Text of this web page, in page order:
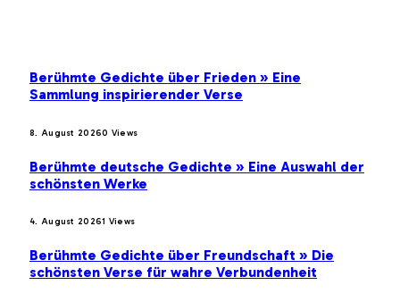
Berühmte Gedichte über Frieden » Eine
Sammlung inspirierender Verse
8. August 20260 Views
Berühmte deutsche Gedichte » Eine Auswahl der
schönsten Werke
4. August 20261 Views
Berühmte Gedichte über Freundschaft » Die
schönsten Verse für wahre Verbundenheit